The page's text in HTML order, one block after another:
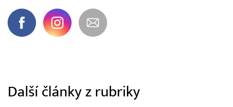
Další články z rubriky